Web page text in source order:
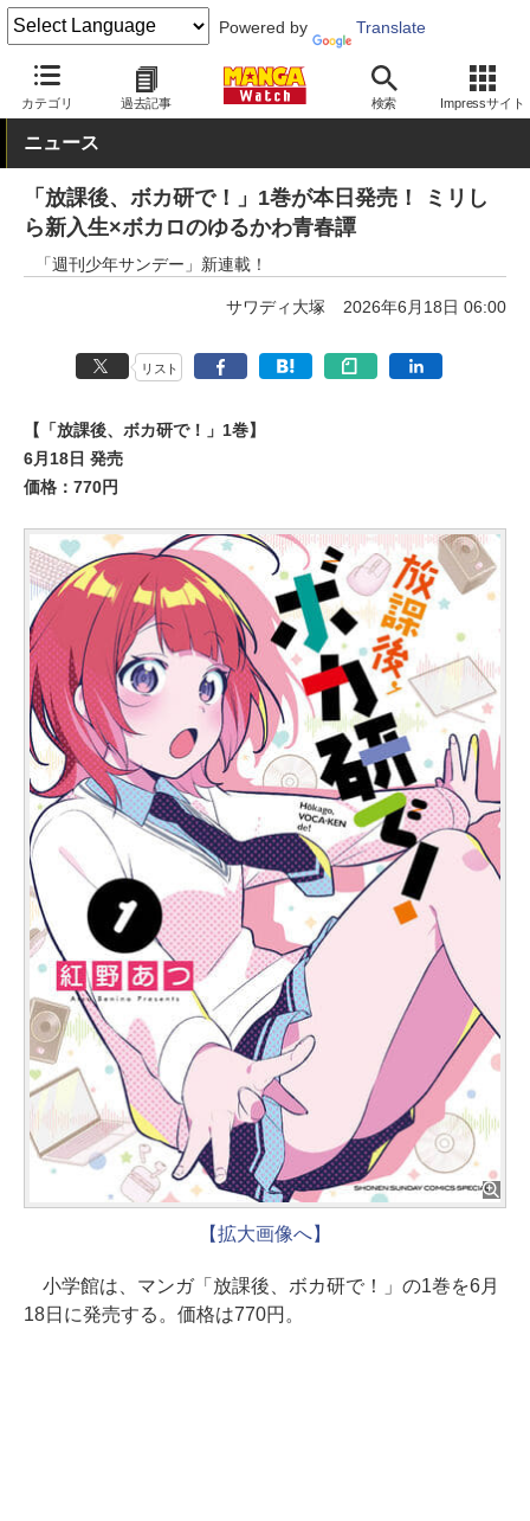
Powered by Translate
カテゴリ 過去記事 検索 Impressサイト
MANGA Watch 少年
ニュース
「放課後、ボカ研で！」1巻が本日発売！ ミリし
ら新入生×ボカロのゆるかわ青春譚
「週刊少年サンデー」新連載！
サワディ大塚 2026年6月18日 06:00
リスト
【「放課後、ボカ研で！」1巻】
6月18日 発売
価格：770円
【拡大画像へ】
小学館は、マンガ「放課後、ボカ研で！」の1巻を6月
18日に発売する。価格は770円。